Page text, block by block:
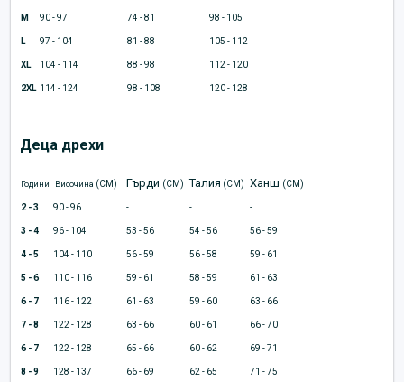
M 90 - 97 74 - 81 98 - 105
L 97 - 104 81 - 88 105 - 112
XL 104 - 114 88 - 98 112 - 120
2XL 114 - 124 98 - 108 120 - 128
Деца дрехи
Години Височина (CM) Гърди (CM) Талия (CM) Ханш (CM)
2 - 3 90 - 96 - - -
3 - 4 96 - 104 53 - 56 54 - 56 56 - 59
4 - 5 104 - 110 56 - 59 56 - 58 59 - 61
5 - 6 110 - 116 59 - 61 58 - 59 61 - 63
6 - 7 116 - 122 61 - 63 59 - 60 63 - 66
7 - 8 122 - 128 63 - 66 60 - 61 66 - 70
6 - 7 122 - 128 65 - 66 60 - 62 69 - 71
8 - 9 128 - 137 66 - 69 62 - 65 71 - 75